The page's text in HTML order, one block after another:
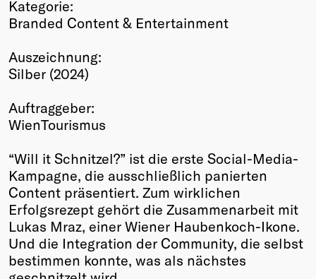
Members
Young Creatives
Winners
Past
Annual
Kategorie:
Branded Content & Entertainment
Auszeichnung:
Silber (2024)
Auftraggeber:
WienTourismus
“Will it Schnitzel?” ist die erste Social-Media-
Kampagne, die ausschließlich panierten
Content präsentiert. Zum wirklichen
Erfolgsrezept gehört die Zusammenarbeit mit
Lukas Mraz, einer Wiener Haubenkoch-Ikone.
Und die Integration der Community, die selbst
bestimmen konnte, was als nächstes